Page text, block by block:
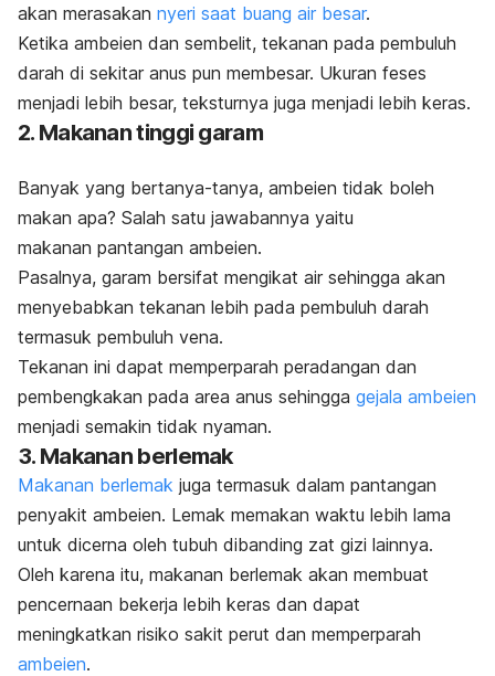
akan merasakan nyeri saat buang air besar.
Ketika ambeien dan sembelit, tekanan pada pembuluh
darah di sekitar anus pun membesar. Ukuran feses
menjadi lebih besar, teksturnya juga menjadi lebih keras.
2. Makanan tinggi garam
Banyak yang bertanya-tanya, ambeien tidak boleh
makan apa? Salah satu jawabannya yaitu
makanan pantangan ambeien.
Pasalnya, garam bersifat mengikat air sehingga akan
menyebabkan tekanan lebih pada pembuluh darah
termasuk pembuluh vena.
Tekanan ini dapat memperparah peradangan dan
pembengkakan pada area anus sehingga gejala ambeien
menjadi semakin tidak nyaman.
3. Makanan berlemak
Makanan berlemak juga termasuk dalam pantangan
penyakit ambeien. Lemak memakan waktu lebih lama
untuk dicerna oleh tubuh dibanding zat gizi lainnya.
Oleh karena itu, makanan berlemak akan membuat
pencernaan bekerja lebih keras dan dapat
meningkatkan risiko sakit perut dan memperparah
ambeien.